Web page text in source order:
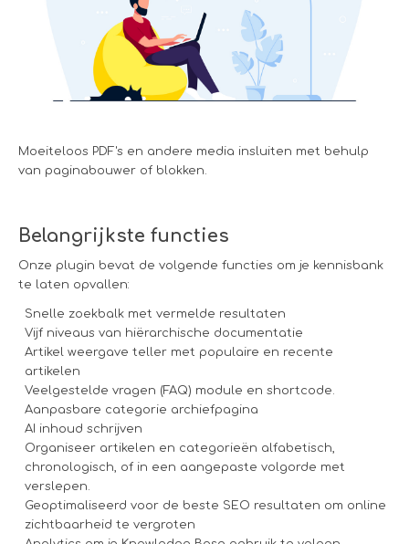
Moeiteloos PDF's en andere media insluiten met behulp
van paginabouwer of blokken.
Belangrijkste functies
Onze plugin bevat de volgende functies om je kennisbank
te laten opvallen:
Snelle zoekbalk met vermelde resultaten
Vijf niveaus van hiërarchische documentatie
Artikel weergave teller met populaire en recente
artikelen
Veelgestelde vragen (FAQ) module en shortcode.
Aanpasbare categorie archiefpagina
AI inhoud schrijven
Organiseer artikelen en categorieën alfabetisch,
chronologisch, of in een aangepaste volgorde met
verslepen.
Geoptimaliseerd voor de beste SEO resultaten om online
zichtbaarheid te vergroten